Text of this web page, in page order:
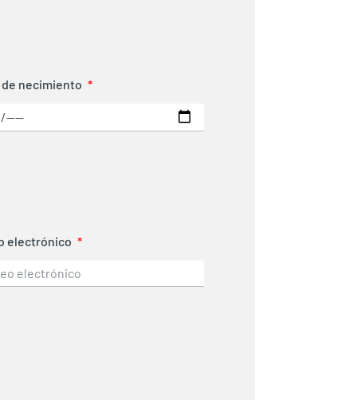
de necimiento
electrónico